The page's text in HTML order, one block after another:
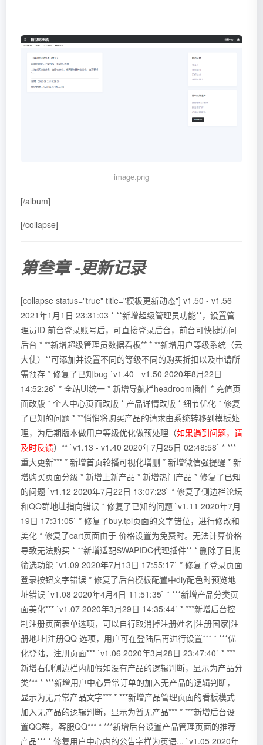
image.png
[/album]
[/collapse]
第叁章 -更新记录
[collapse status="true" title="模板更新动态"] v1.50 - v1.56
2021年1月1日 23:31:03 * **新增超级管理员功能**，设置管
理员ID 前台登录账号后，可直接登录后台，前台可快捷访问
后台 * **新增超级管理员数据看板** * **新增用户等级系统（云
大使）**可添加并设置不同的等级不同的购买折扣以及申请所
需预存 * 修复了已知bug `v1.40 - v1.50 2020年8月22日
14:52:26` * 全站UI统一 * 新增导航栏headroom插件 * 充值页
面改版 * 个人中心页面改版 * 产品详情改版 * 细节优化 * 修复
了已知的问题 * **悄悄将购买产品的请求由系统转移到模板处
理，为后期版本做用户等级优化做预处理（如果遇到问题，请
及时反馈）** `v1.13 - v1.40 2020年7月25日 02:48:58` * ***
重大更新*** * 新增首页轮播可视化增删 * 新增微信强提醒 * 新
增购买页面分级 * 新增上新产品 * 新增热门产品 * 修复了已知
的问题 `v1.12 2020年7月22日 13:07:23` * 修复了侧边栏论坛
和QQ群地址指向错误 * 修复了已知的问题 `v1.11 2020年7月
19日 17:31:05` * 修复了buy.tpl页面的文字错位，进行修改和
美化 * 修复了cart页面由于 价格设置为免费时。无法计算价格
导致无法购买 * **新增适配SWAPIDC代理插件** * 删除了日期
筛选功能 `v1.09 2020年7月13日 17:55:17` * 修复了登录页面
登录按钮文字错误 * 修复了后台模板配置中diy配色时预览地
址错误 `v1.08 2020年4月4日 11:51:35` * ***新增产品分类页
面美化*** `v1.07 2020年3月29日 14:35:44` * ***新增后台控
制注册页面表单选项，可以自行取消掉注册姓名|注册国家|注
册地址|注册QQ 选项，用户可在登陆后再进行设置*** * ***优
化登陆，注册页面*** `v1.06 2020年3月28日 23:47:40` * ***
新增右侧侧边栏内加假如没有产品的逻辑判断，显示为产品分
类*** * ***新增用户中心异常订单的加入无产品的逻辑判断，
显示为无异常产品文字*** * ***新增产品管理页面的看板模式
加入无产品的逻辑判断，显示为暂无产品*** * ***新增后台设
置QQ群，客服QQ*** * ***新增后台设置产品管理页面的推荐
产品*** * 修复用户中心内的公告字样为英语... `v1.05 2020年